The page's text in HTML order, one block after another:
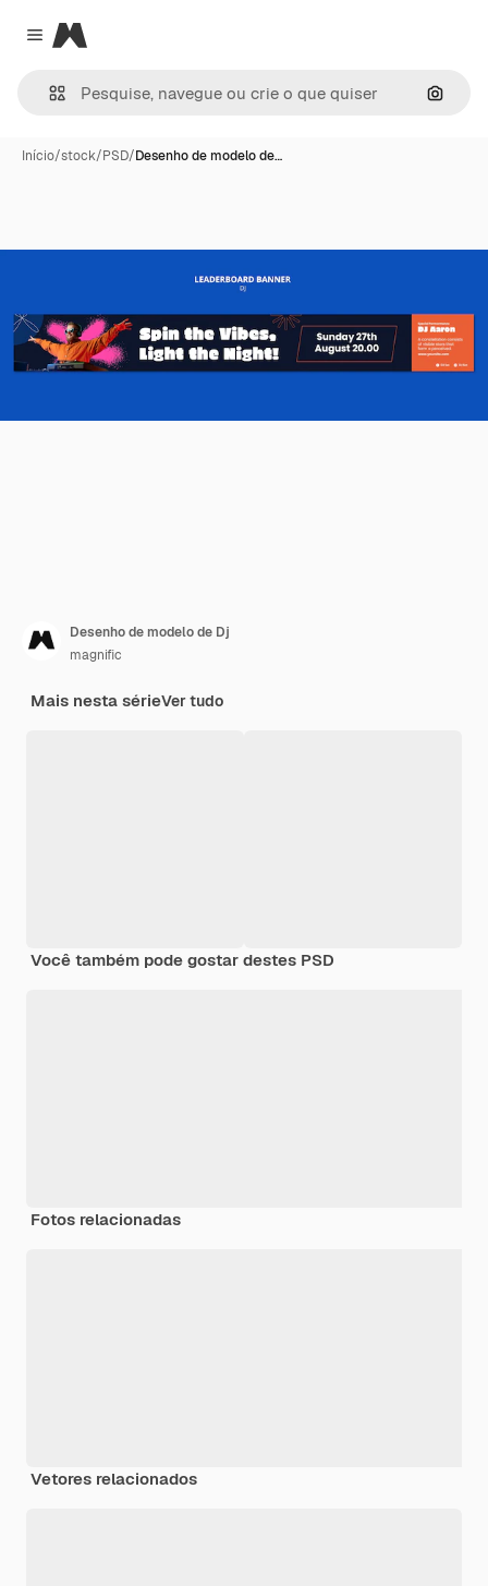
Close menu
Magnific
Início/stock/PSD/Desenho de modelo de…
Desenho de modelo de Dj
magnific
Mais nesta sérieVer tudo
Você também pode gostar destes PSD
Fotos relacionadas
Vetores relacionados